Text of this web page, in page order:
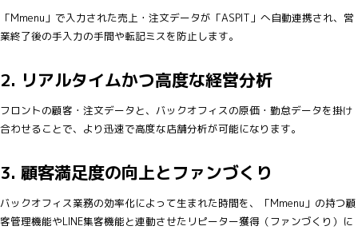
「Mmenu」で入力された売上・注文データが「ASPIT」へ自動連携され、営
業終了後の手入力の手間や転記ミスを防止します。
2. リアルタイムかつ高度な経営分析
フロントの顧客・注文データと、バックオフィスの原価・勤怠データを掛け
合わせることで、より迅速で高度な店舗分析が可能になります。
3. 顧客満足度の向上とファンづくり
バックオフィス業務の効率化によって生まれた時間を、「Mmenu」の持つ顧
客管理機能やLINE集客機能と連動させたリピーター獲得（ファンづくり）に